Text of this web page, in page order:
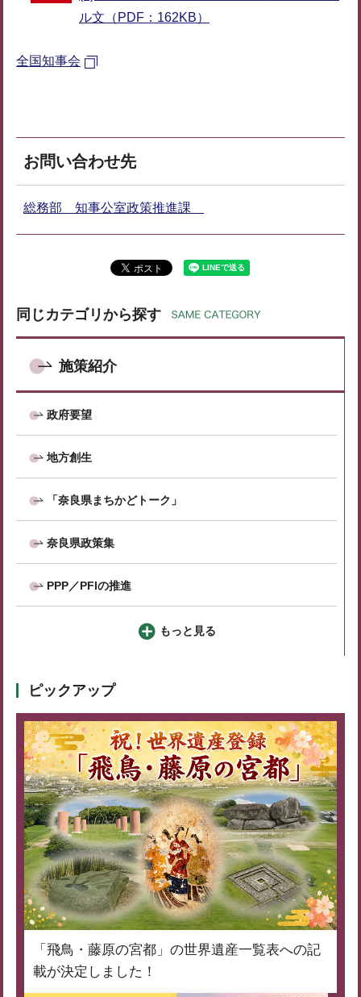
ル文（PDF：162KB）
全国知事会
お問い合わせ先
総務部 知事公室政策推進課
同じカテゴリから探す
施策紹介
政府要望
地方創生
「奈良県まちかどトーク」
奈良県政策集
PPP／PFIの推進
もっと見る
ピックアップ
「飛鳥・藤原の宮都」の世界遺産一覧表への記
載が決定しました！